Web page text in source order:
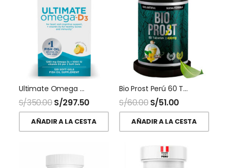
Ultimate Omega D3 120 Softgel Nordic Naturals
S/350.00S/297.50
AÑADIR A LA CESTA
Bio Prost Perú 60 Tabletas Inpra
S/60.00 S/51.00
AÑADIR A LA CESTA